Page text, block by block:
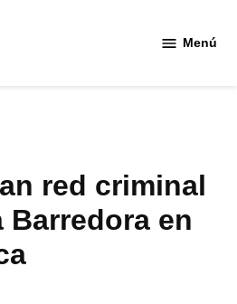
Menú
red criminal
Barredora en